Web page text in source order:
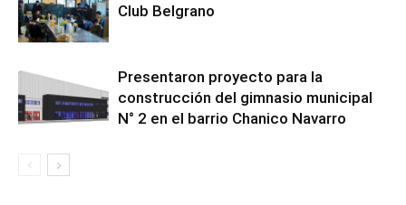
Club Belgrano
Presentaron proyecto para la
construcción del gimnasio municipal
N° 2 en el barrio Chanico Navarro